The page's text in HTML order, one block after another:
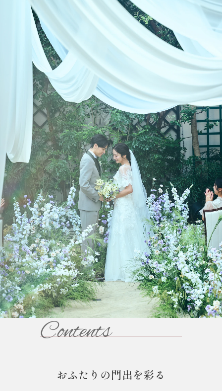
Contents
おふたりの門出を彩る